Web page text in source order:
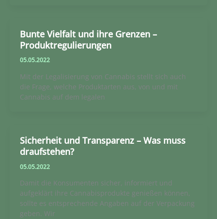
Bunte Vielfalt und ihre Grenzen –
Produktregulierungen
05.05.2022
Mit der Legalisierung von Cannabis stellt sich auch
die Frage, welche Produktarten aus, von und mit
Cannabis auf dem legalen
Sicherheit und Transparenz – Was muss
draufstehen?
05.05.2022
Damit die Konsumenten sicher, informiert und
aufgeklärt ihre Cannabisprodukte genießen können,
sollte es entsprechende Angaben auf der Verpackung
geben. Wir